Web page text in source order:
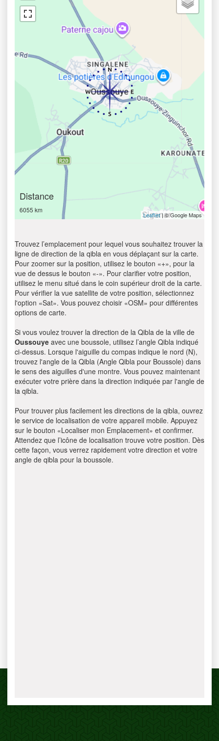
Distance
6055 km
Leaflet| © Google Maps
Trouvez l’emplacement pour lequel vous souhaitez trouver la
ligne de direction de la qibla en vous déplaçant sur la carte.
Pour zoomer sur la position, utilisez le bouton «+», pour la
vue de dessus le bouton «-». Pour clarifier votre position,
utilisez le menu situé dans le coin supérieur droit de la carte.
Pour vérifier la vue satellite de votre position, sélectionnez
l'option «Sat». Vous pouvez choisir «OSM» pour différentes
options de carte.
Si vous voulez trouver la direction de la Qibla de la ville de
Oussouye avec une boussole, utilisez l’angle Qibla indiqué
ci-dessus. Lorsque l'aiguille du compas indique le nord (N),
trouvez l'angle de la Qibla (Angle Qibla pour Boussole) dans
le sens des aiguilles d'une montre. Vous pouvez maintenant
exécuter votre prière dans la direction indiquée par l'angle de
la qibla.
Pour trouver plus facilement les directions de la qibla, ouvrez
le service de localisation de votre appareil mobile. Appuyez
sur le bouton «Localiser mon Emplacement» et confirmer.
Attendez que l’icône de localisation trouve votre position. Dès
cette façon, vous verrez rapidement votre direction et votre
angle de qibla pour la boussole.